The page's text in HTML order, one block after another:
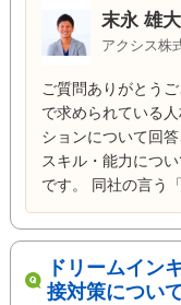
末永 雄大
アクシス株
ご質問ありがとう
で求められている
ションについて回
スキル・能力につ
です。 同社の言う
ドリームイン
接対策につい